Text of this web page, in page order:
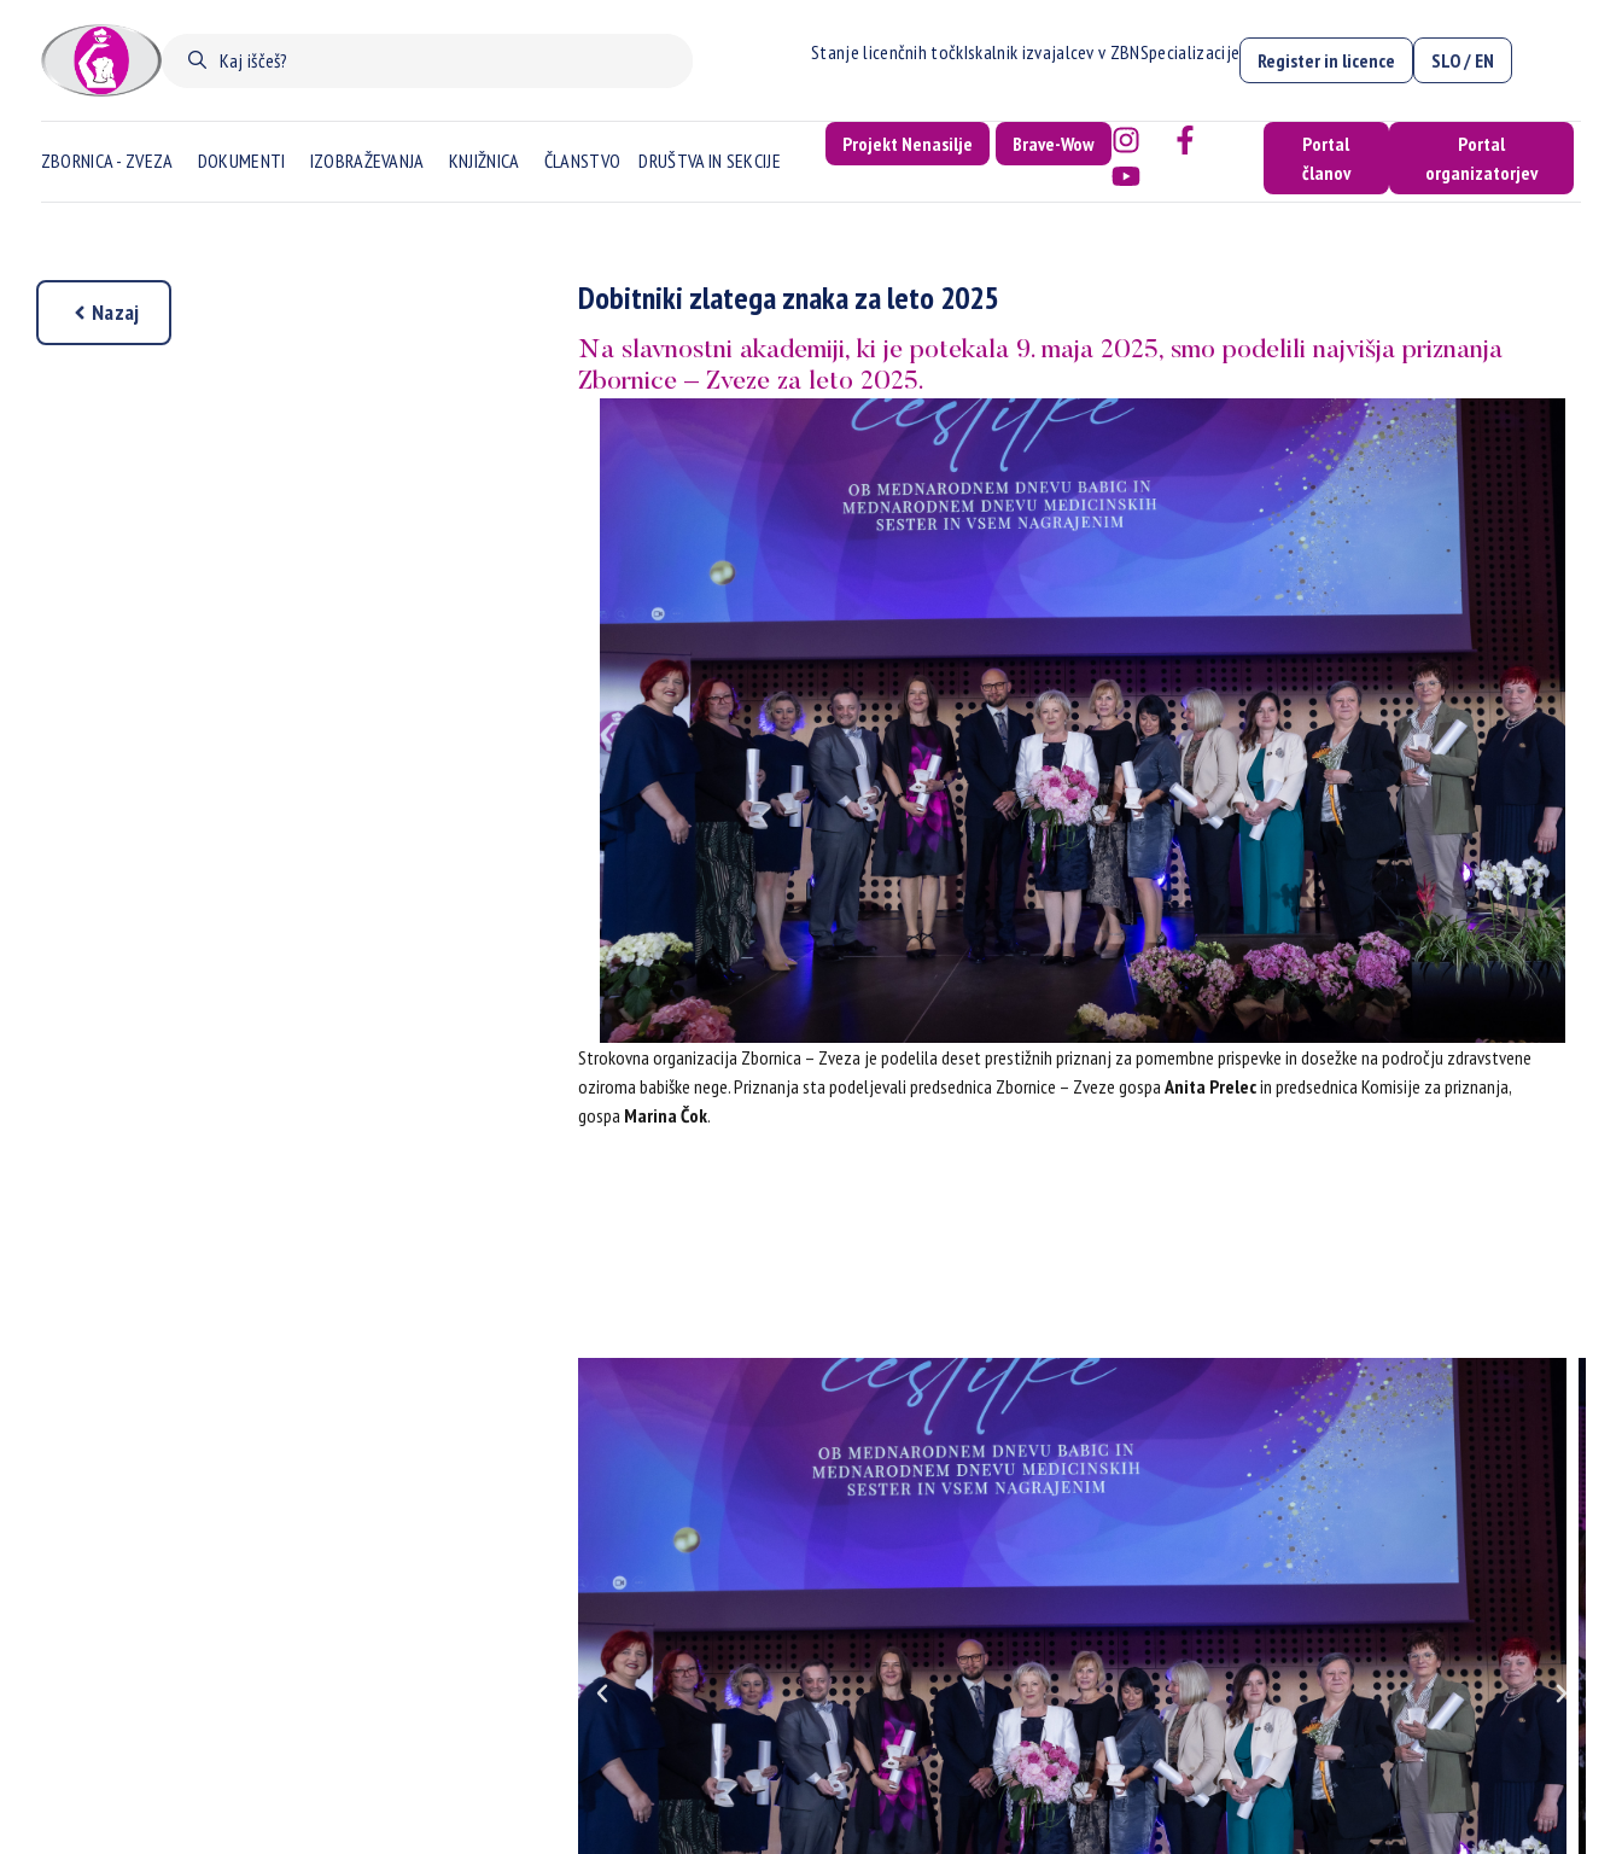
Stanje licenčnih točkIskalnik izvajalcev v ZBNSpecializacije Register in licence SLO / EN
ZBORNICA - ZVEZA DOKUMENTI IZOBRAŽEVANJA KNJIŽNICA ČLANSTVO DRUŠTVA IN SEKCIJE
Projekt Nenasilje Brave-Wow
Portal
članov
Portal
organizatorjev
Nazaj Dobitniki zlatega znaka za leto 2025
Na slavnostni akademiji, ki je potekala 9. maja 2025, smo podelili najvišja priznanja
Zbornice – Zveze za leto 2025.
Strokovna organizacija Zbornica – Zveza je podelila deset prestižnih priznanj za pomembne prispevke in dosežke na področju zdravstvene
oziroma babiške nege. Priznanja sta podeljevali predsednica Zbornice – Zveze gospaAnita Prelecin predsednica Komisije za priznanja,
gospa Marina Čok.